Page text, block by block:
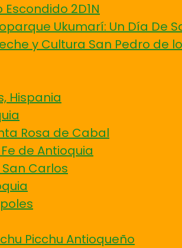
2D1N
Ukumarí: Un Día De
y Cultura San Pedro de
Hispania
Rosa de Cabal
de Antioquia
Carlos
Picchu Antioqueño